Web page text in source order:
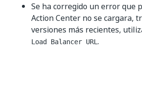
Se ha corregido un error que
Action Center no se cargara,
versiones más recientes,
Load Balancer URL .